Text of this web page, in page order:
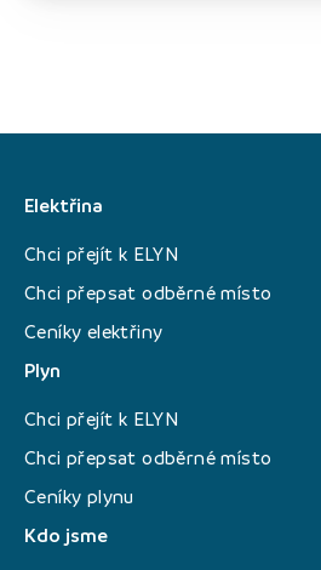
Elektřina
Chci přejít k ELYN
Chci přepsat odběrné místo
Ceníky elektřiny
Plyn
Chci přejít k ELYN
Chci přepsat odběrné místo
Ceníky plynu
Kdo jsme